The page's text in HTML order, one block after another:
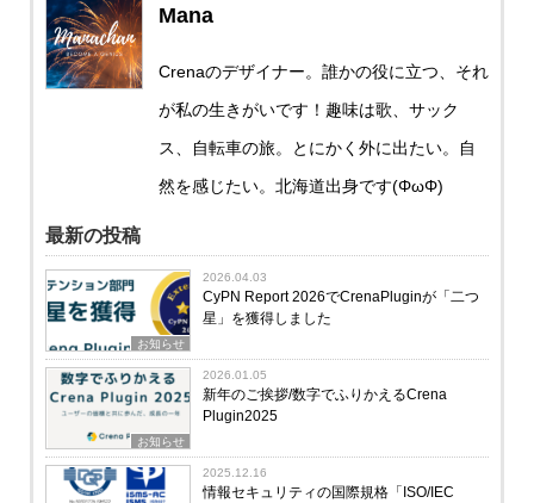
Mana
Crenaのデザイナー。誰かの役に立つ、それ
が私の生きがいです！趣味は歌、サック
ス、自転車の旅。とにかく外に出たい。自
然を感じたい。北海道出身です(ΦωΦ)
最新の投稿
お知らせ
2026.04.03
CyPN Report 2026でCrenaPluginが「二つ
星」を獲得しました
お知らせ
2026.01.05
新年のご挨拶/数字でふりかえるCrena
Plugin2025
2025.12.16
情報セキュリティの国際規格「ISO/IEC